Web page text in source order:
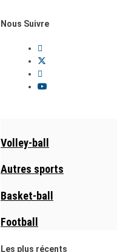
Nous Suivre
Volley-ball
Autres sports
Basket-ball
Football
Les plus récents